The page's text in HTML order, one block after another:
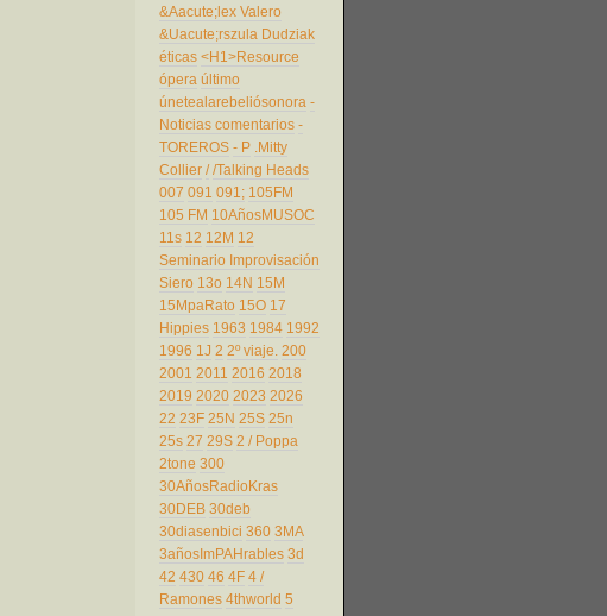
&Aacute;lex Valero
&Uacute;rszula Dudziak
éticas <H1>Resource
ópera último
únetealarebeliósonora -
Noticias comentarios -
TOREROS - P .Mitty
Collier / /Talking Heads
007 091 091; 105FM
105 FM 10AñosMUSOC
11s 12 12M 12
Seminario Improvisación
Siero 13o 14N 15M
15MpaRato 15O 17
Hippies 1963 1984 1992
1996 1J 2 2º viaje. 200
2001 2011 2016 2018
2019 2020 2023 2026
22 23F 25N 25S 25n
25s 27 29S 2 / Poppa
2tone 300
30AñosRadioKras
30DEB 30deb
30diasenbici 360 3MA
3añosImPAHrables 3d
42 430 46 4F 4 /
Ramones 4thworld 5